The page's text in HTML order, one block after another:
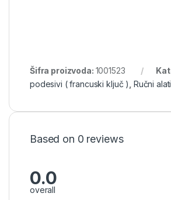
Šifra proizvoda: 1001523
podesivi ( francuski ključ ) Ručni alati
Based on 0 reviews
0.0
overall